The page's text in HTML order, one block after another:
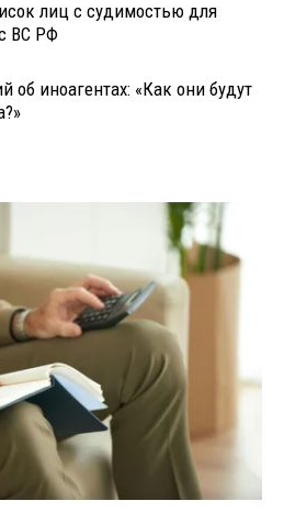
лиц с судимостью для
ВС РФ
об иноагентах: «Как они будут